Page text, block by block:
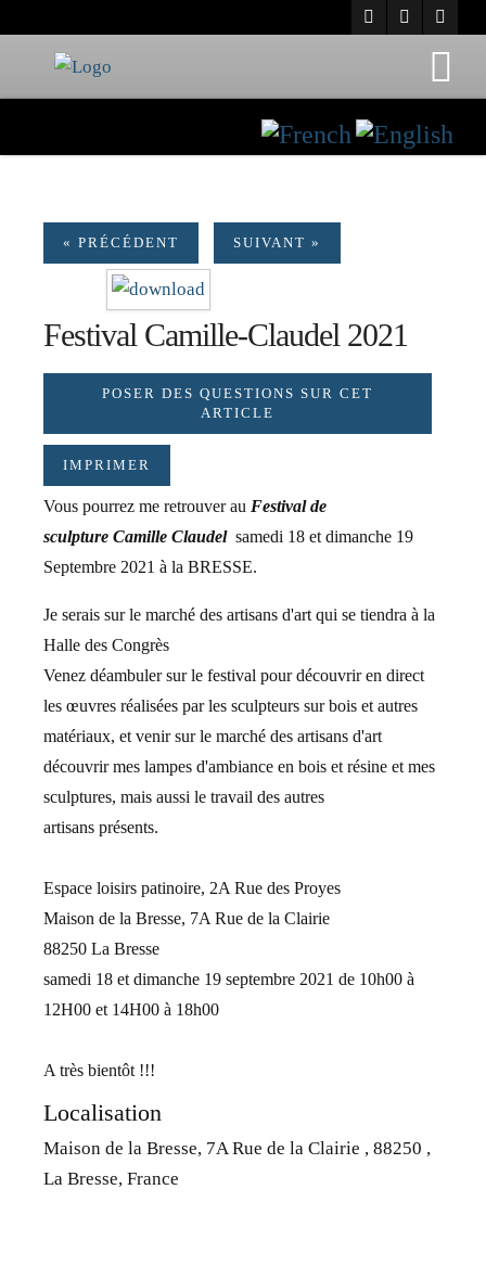
« PRÉCÉDENT SUIVANT »
Festival Camille-Claudel 2021
POSER DES QUESTIONS SUR CET
ARTICLE
IMPRIMER
Vous pourrez me retrouver au Festival de
sculpture Camille Claudel samedi 18 et dimanche 19
Septembre 2021 à la BRESSE.
Je serais sur le marché des artisans d'art qui se tiendra à la
Halle des Congrès
Venez déambuler sur le festival pour découvrir en direct
les œuvres réalisées par les sculpteurs sur bois et autres
matériaux, et venir sur le marché des artisans d'art
découvrir mes lampes d'ambiance en bois et résine et mes
sculptures, mais aussi le travail des autres
artisans présents.
Espace loisirs patinoire, 2A Rue des Proyes
Maison de la Bresse, 7A Rue de la Clairie
88250 La Bresse
samedi 18 et dimanche 19 septembre 2021 de 10h00 à
12H00 et 14H00 à 18h00
A très bientôt !!!
Localisation
Maison de la Bresse, 7A Rue de la Clairie , 88250 ,
La Bresse, France